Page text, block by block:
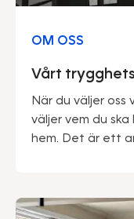
OM OSS
Vårt
När du väljer oss
väljer vem du
hem. Det är ett
stolthet säga att
genomsyrar hela